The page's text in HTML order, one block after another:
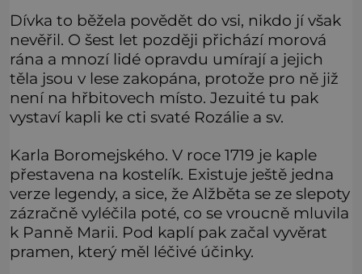
Dívka to běžela povědět do vsi, nikdo jí však
nevěřil. O šest let později přichází morová
rána a mnozí lidé opravdu umírají a jejich
těla jsou v lese zakopána, protože pro ně již
není na hřbitovech místo. Jezuité tu pak
vystaví kapli ke cti svaté Rozálie a sv.
Karla Boromejského. V roce 1719 je kaple
přestavena na kostelík. Existuje ještě jedna
verze legendy, a sice, že Alžběta se ze slepoty
zázračně vyléčila poté, co se vroucně mluvila
k Panně Marii. Pod kaplí pak začal vyvěrat
pramen, který měl léčivé účinky.